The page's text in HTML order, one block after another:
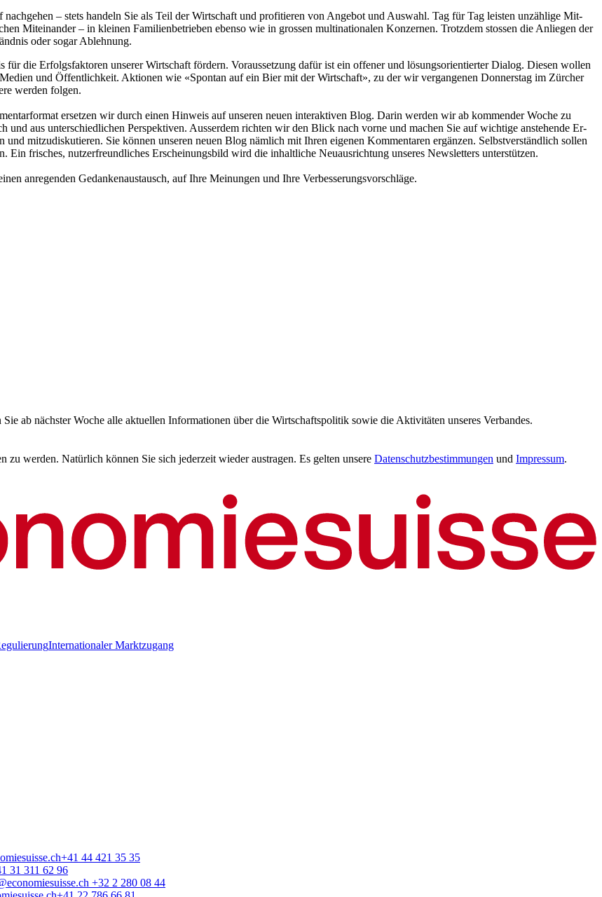
– stets handeln Sie als Teil der Wirt­schaft und pro­fitie­ren von Angebot und Aus­wahl. Tag für Tag leis­ten unzähl­ige Mit­
Mit­ein­an­der – in klei­nen Fa­mili­enbetrie­ben ebenso wie in gros­sen multi­natio­na­len Konzernen. Trotzdem stos­sen die Anliegen der
oder sogar Ab­leh­nung.
die Erfolgsfak­to­ren un­se­rer Wirt­schaft fördern. Vor­aus­setzung dafür ist ein offe­ner und lösungs­orientier­ter Dia­log. Diesen wol­len
und Öff­entlichkeit. Aktionen wie «Spon­tan auf ein Bier mit der Wirt­schaft», zu der wir vergan­genen Donners­tag im Zürc­her
wer­den folgen.
erset­zen wir durch ei­nen Hinweis auf un­se­ren neuen in­teraktiven Blog. Dar­in wer­den wir ab kommen­der Wo­che zu
aus un­ter­schiedli­chen Perspektiven. Aus­serdem rich­ten wir den Blick nach vor­ne und ma­chen Sie auf wichtige an­stehen­de Er­
mitzudiskutie­ren. Sie können un­se­ren neuen Blog nämlich mit Ih­ren ei­genen Kommenta­ren ergän­zen. Selbstverständlich sol­len
Ein fri­sches, nutzer­freundli­ches Er­scheinungs­bild wird die inhaltli­che Neuausrich­tung un­se­res Newsletters un­ter­stüt­zen.
anregen­den Ge­danken­aus­tausch, auf Ihre Meinun­gen und Ihre Ver­bes­serungs­vorschläge.
ab nächster Woche alle aktuellen Informationen über die Wirtschaftspolitik sowie die Aktivitäten unseres Verbandes.
werden. Natürlich können Sie sich jederzeit wieder austragen. Es gelten unsere Datenschutzbestimmungen und Impressum.
Internationaler Marktzugang
+41 44 421 35 35
31 311 62 96
+32 2 280 08 44